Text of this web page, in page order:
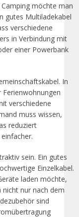
möchte man
gutes Multiladekabel
verschiedene
in Verbindung mit
einer Powerbank
In
verschiedene
muss wissen,
reduziert
sein. Ein gutes
Einzelkabel.
laden möchte,
nicht nur nach dem
sind